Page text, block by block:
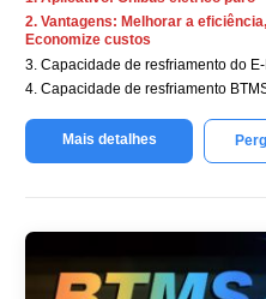
2. Vantagens: Melhorar a
Economize custos
3. Capacidade de resfriamento do
4. Capacidade de resfriamento
Mais detalhes